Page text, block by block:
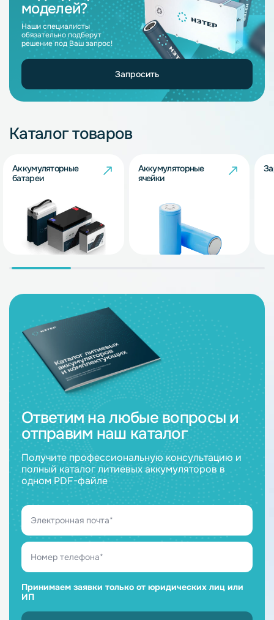
моделей?
Наши специалисты
обязательно подберут
решение под Ваш запрос!
Запросить
Каталог товаров
Аккумуляторные
батареи
Аккумуляторные
ячейки
Ответим на любые вопросы и
отправим наш каталог
Получите профессиональную консультацию и
полный каталог литиевых аккумуляторов в
одном PDF-файле
Принимаем заявки только от юридических лиц или
ИП